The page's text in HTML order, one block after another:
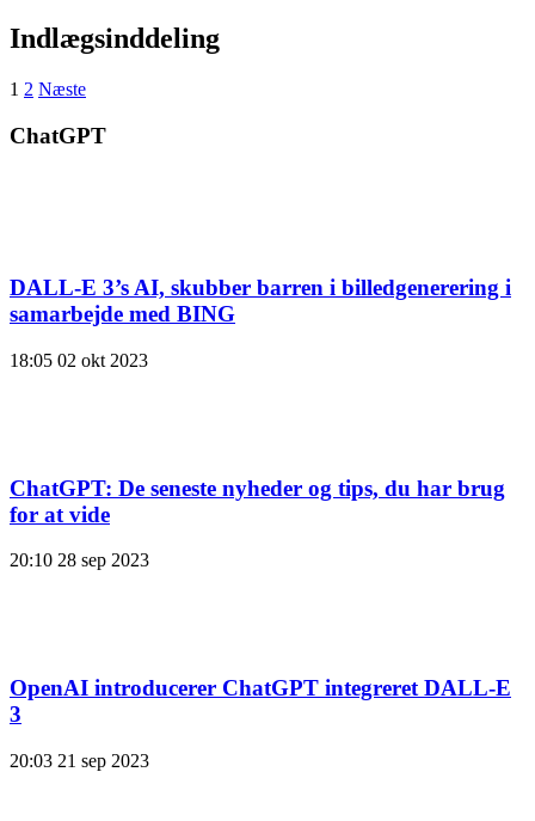
Indlægsinddeling
1 2 Næste
ChatGPT
DALL-E 3’s AI, skubber barren i billedgenerering i
samarbejde med BING
18:05 02 okt 2023
ChatGPT: De seneste nyheder og tips, du har brug
for at vide
20:10 28 sep 2023
OpenAI introducerer ChatGPT integreret DALL-E
3
20:03 21 sep 2023